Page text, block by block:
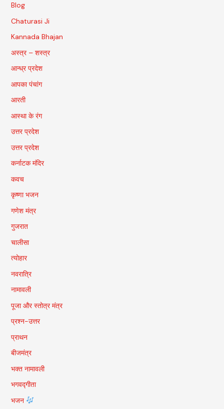
Blog
Chaturasi Ji
Kannada Bhajan
अस्त्र – शस्त्र
आन्ध्र प्रदेश
आपका पंचांग
आरती
आस्था के रंग
उत्तर प्रदेश
उत्तर प्रदेश
कर्नाटक मंदिर
कवच
कृष्णा भजन
गणेश मंत्र
गुजरात
चालीसा
त्योहार
नवरात्रि
नामावली
पूजा और स्तोत्र मंत्र
प्रश्न-उत्तर
प्राथन
बीजमंत्र
भक्त नामावली
भगवद्गीता
भजन